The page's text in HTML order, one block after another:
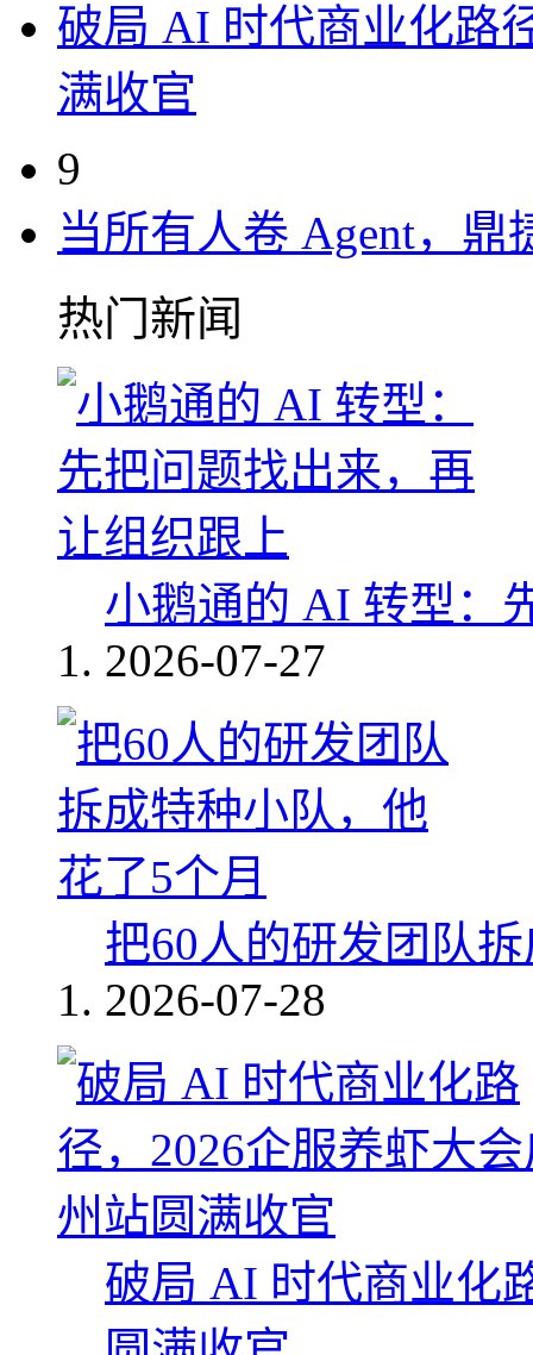
破局 AI 时代商业化路
满收官
9
当所有人卷 Agent，
热门新闻
小鹅通的 AI 转型：
2026-07-27
把60人的研发团队
2026-07-28
破局 AI 时代商业化